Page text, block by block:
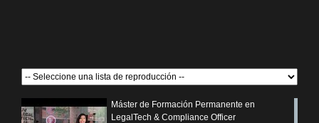
Máster de Formación Permanente en
LegalTech & Compliance Officer